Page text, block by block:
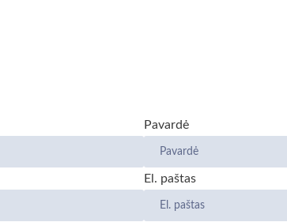
Pavardė
El. paštas